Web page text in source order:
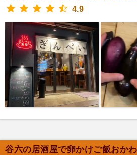
4.9
谷六の居酒屋で卵かけご飯おかわ